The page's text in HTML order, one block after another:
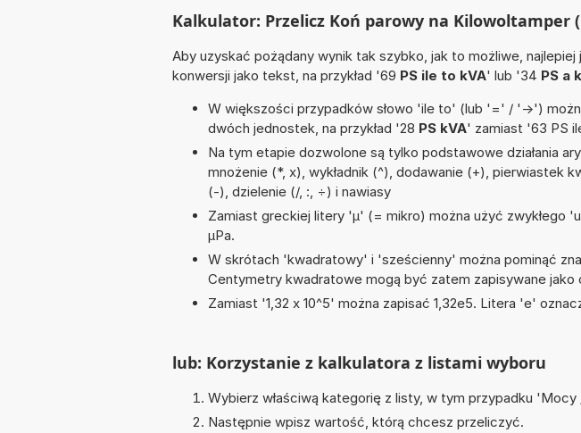
Kalkulator: Przelicz Koń parowy na Kilowoltamper
Aby uzyskać pożądany wynik tak szybko, jak to możliwe,
konwersji jako tekst, na przykład '69 PS ile to kVA' lub '34 PS a
W większości przypadków słowo 'ile to' (lub '=' / '->')
dwóch jednostek, na przykład '28 PS kVA' zamiast '63 PS
Na tym etapie dozwolone są tylko podstawowe działania
mnożenie (*, x), wykładnik (^), dodawanie (+), pierwiastek
(-), dzielenie (/, :, ÷) i nawiasy
Zamiast greckiej litery 'µ' (= mikro) można użyć zwykłego
µPa.
W skrótach 'kwadratowy' i 'sześcienny' można pominąć
Centymetry kwadratowe mogą być zatem zapisywane jako
Zamiast '1,32 x 10^5' można zapisać 1,32e5. Litera 'e'
lub: Korzystanie z kalkulatora z listami wyboru
Wybierz właściwą kategorię z listy, w tym przypadku 'Mocy
Następnie wpisz wartość, którą chcesz przeliczyć.